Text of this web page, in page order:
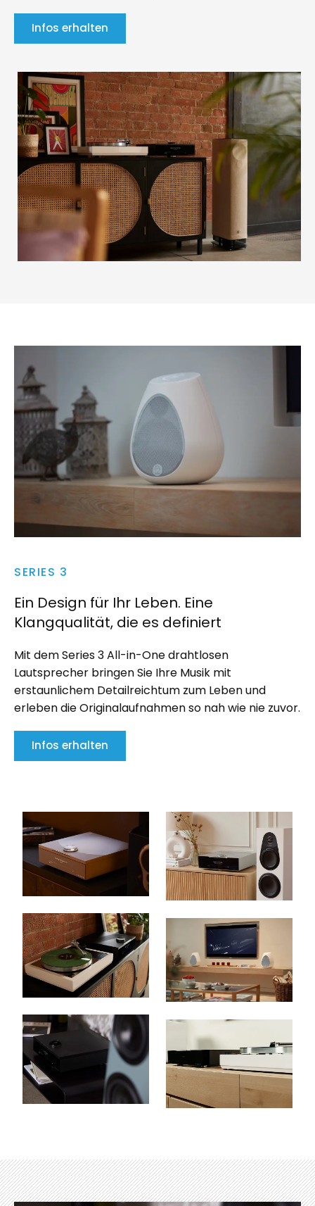
Infos erhalten
SERIES 3
Ein Design für Ihr Leben. Eine
Klangqualität, die es definiert
Mit dem Series 3 All-in-One drahtlosen
Lautsprecher bringen Sie Ihre Musik mit
erstaunlichem Detailreichtum zum Leben und
erleben die Originalaufnahmen so nah wie nie zuvor.
Infos erhalten